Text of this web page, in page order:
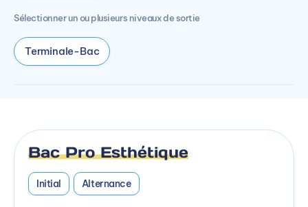
Sélectionner un ou plusieurs niveaux de sortie
Terminale-Bac
Bac Pro Esthétique
Initial Alternance